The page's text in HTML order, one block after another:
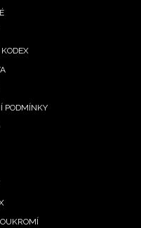
s
Extra s.r.o.
se
Extra s.r.o. bude s
PODMÍNKY